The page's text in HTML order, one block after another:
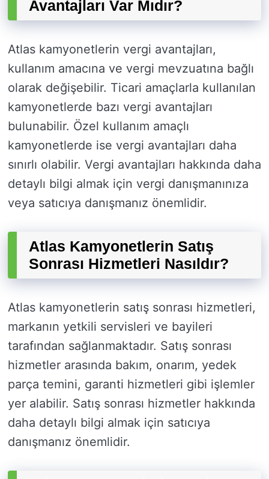
Avantajları Var Mıdır?
Atlas kamyonetlerin vergi avantajları,
kullanım amacına ve vergi mevzuatına bağlı
olarak değişebilir. Ticari amaçlarla kullanılan
kamyonetlerde bazı vergi avantajları
bulunabilir. Özel kullanım amaçlı
kamyonetlerde ise vergi avantajları daha
sınırlı olabilir. Vergi avantajları hakkında daha
detaylı bilgi almak için vergi danışmanınıza
veya satıcıya danışmanız önemlidir.
Atlas Kamyonetlerin Satış
Sonrası Hizmetleri Nasıldır?
Atlas kamyonetlerin satış sonrası hizmetleri,
markanın yetkili servisleri ve bayileri
tarafından sağlanmaktadır. Satış sonrası
hizmetler arasında bakım, onarım, yedek
parça temini, garanti hizmetleri gibi işlemler
yer alabilir. Satış sonrası hizmetler hakkında
daha detaylı bilgi almak için satıcıya
danışmanız önemlidir.